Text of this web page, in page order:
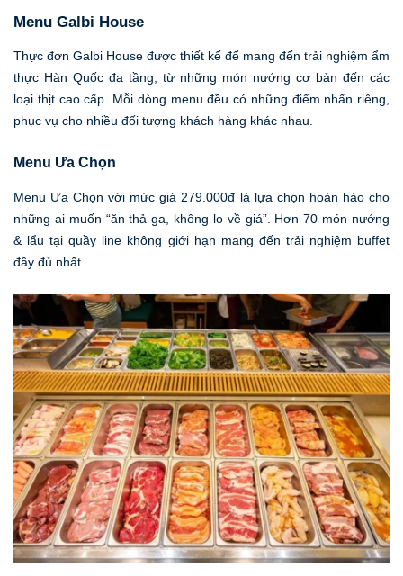
Menu Galbi House
Thực đơn Galbi House được thiết kế để mang đến trải nghiệm ẩm
thực Hàn Quốc đa tầng, từ những món nướng cơ bản đến các
loại thịt cao cấp. Mỗi dòng menu đều có những điểm nhấn riêng,
phục vụ cho nhiều đối tượng khách hàng khác nhau.
Menu Ưa Chọn
Menu Ưa Chọn với mức giá 279.000đ là lựa chọn hoàn hảo cho
những ai muốn “ăn thả ga, không lo về giá”. Hơn 70 món nướng
& lẩu tại quầy line không giới hạn mang đến trải nghiệm buffet
đầy đủ nhất.